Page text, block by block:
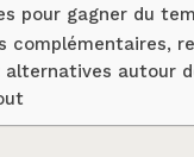
pour gagner du
complémentaires,
alternatives autour